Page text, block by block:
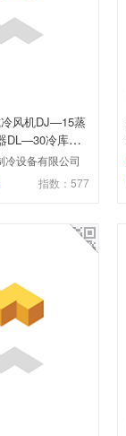
风机DJ—15蒸
DL—30冷库内
冷设备有限公司
指数：577